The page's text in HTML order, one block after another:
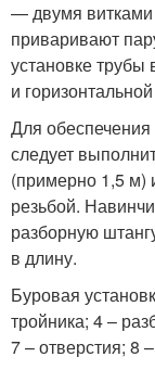
— двумя
приваривают
установке
и
Для
следует
(примерно 1,5 м)
резьбой.
разборную
в длину.
Буровая
тройника; 4 –
7 – отверстия; 8